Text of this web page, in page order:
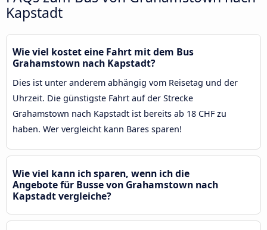
Kapstadt
Wie viel kostet eine Fahrt mit dem Bus
Grahamstown nach Kapstadt?
Dies ist unter anderem abhängig vom Reisetag und der
Uhrzeit. Die günstigste Fahrt auf der Strecke
Grahamstown nach Kapstadt ist bereits ab 18 CHF zu
haben. Wer vergleicht kann Bares sparen!
Wie viel kann ich sparen, wenn ich die
Angebote für Busse von Grahamstown nach
Kapstadt vergleiche?